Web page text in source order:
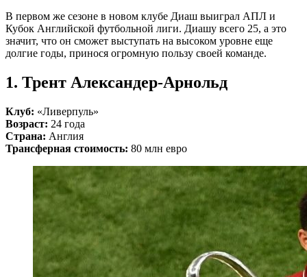
В первом же сезоне в новом клубе Диаш выиграл АПЛ и
Кубок Английской футбольной лиги. Диашу всего 25, а это
значит, что он сможет выступать на высоком уровне еще
долгие годы, принося огромную пользу своей команде.
1. Трент Александер-Арнольд
Клуб: «Ливерпуль»
Возраст: 24 года
Страна: Англия
Трансферная стоимость: 80 млн евро